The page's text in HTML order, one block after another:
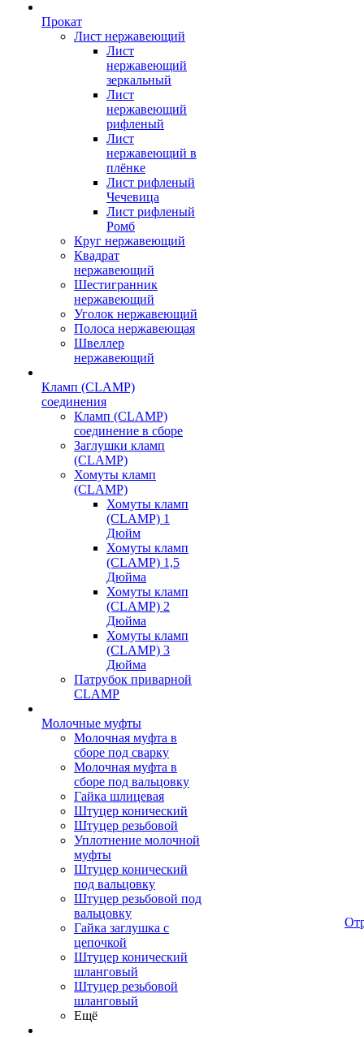
Прокат
Лист нержавеющий
Лист
нержавеющий
зеркальный
Лист
нержавеющий
рифленый
Лист
нержавеющий в
плёнке
Лист рифленый
Чечевица
Лист рифленый
Ромб
Круг нержавеющий
Квадрат
нержавеющий
Шестигранник
нержавеющий
Уголок нержавеющий
Полоса нержавеющая
Швеллер
нержавеющий
Кламп (CLAMP)
соединения
Кламп (CLAMP)
соединение в сборе
Заглушки кламп
(CLAMP)
Хомуты кламп
(CLAMP)
Хомуты кламп
(CLAMP) 1
Дюйм
Хомуты кламп
(CLAMP) 1,5
Дюйма
Хомуты кламп
(CLAMP) 2
Дюйма
Хомуты кламп
(CLAMP) 3
Дюйма
Патрубок приварной
CLAMP
Молочные муфты
Молочная муфта в
сборе под сварку
Молочная муфта в
сборе под вальцовку
Гайка шлицевая
Штуцер конический
Штуцер резьбовой
Уплотнение молочной
муфты
Штуцер конический
под вальцовку
Штуцер резьбовой под
вальцовку
Гайка заглушка с
цепочкой
Штуцер конический
шланговый
Штуцер резьбовой
шланговый
Ещё